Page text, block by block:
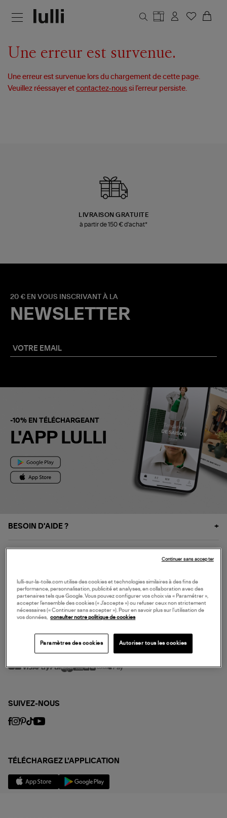
Une erreur est survenue.
Une erreur est survenue lors du chargement de cette page.
Veuillez réessayer etcontactez-nous si l’erreur persiste.
LIVRAISON GRATUITE
à partir de 150 € d'achat*
20 € EN VOUS INSCRIVANT À LA
NEWSLETTER
-10% EN TÉLÉCHARGEANT
L'APP LULLI
BESOIN D'AIDE ?
NOS SERVICES
SERVICE CLIENT
MODE DE PAIEMENT
SUIVEZ-NOUS
TÉLÉCHARGEZ L'APPLICATION
lulli-sur-la-toile.com utilise des cookies et technologies similaires à des fins de
performance, personnalisation, publicité et analyses, en collaboration avec des
partenaires tels que Google. Vous pouvez configurer vos choix via « Paramétrer »,
accepter l’ensemble des cookies (« J’accepte ») ou refuser ceux non strictement
nécessaires (« Continuer sans accepter »). Pour en savoir plus sur l’utilisation de
vos données,
consulter notre politique de cookies
Paramètres des cookies Autoriser tous les cookies
Continuer sans accepter